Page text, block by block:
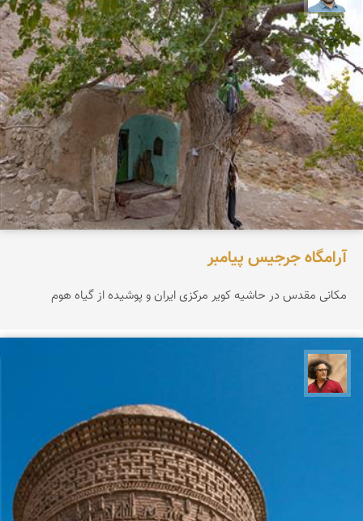
آرامگاه جرجیس پیامبر
مکانی مقدس در حاشیه کویر مرکزی ایران و پوشیده از گیاه هوم